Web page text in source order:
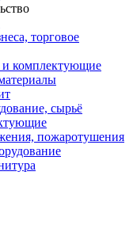
торговое
комплектующие
сырьё
пожаротушения